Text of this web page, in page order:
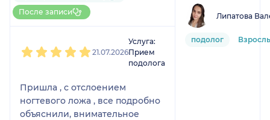
До 5 записей через
НаПоправку
После записи
21.07.2026
Услуга:
Прием
подолога
Пришла , с отслоением
ногтевого ложа , все подробно
объяснили, внимательное
Липатова
подолог